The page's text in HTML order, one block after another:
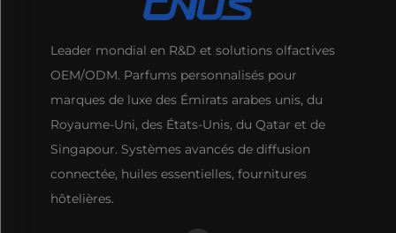
Leader mondial en R&D et solutions olfactives
OEM/ODM. Parfums personnalisés pour
marques de luxe des Émirats arabes unis, du
Royaume-Uni, des États-Unis, du Qatar et de
Singapour. Systèmes avancés de diffusion
connectée, huiles essentielles, fournitures
hôtelières.